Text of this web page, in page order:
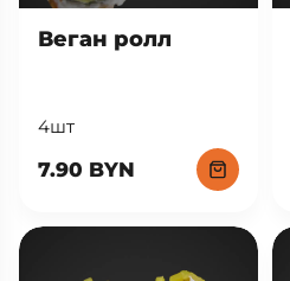
Веган ролл
4шт
7.90 BYN